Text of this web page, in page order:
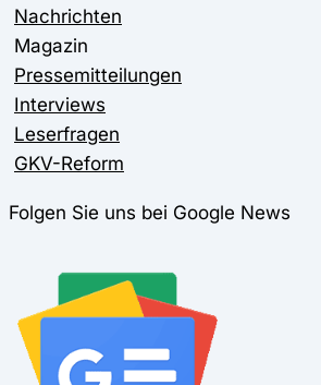
Nachrichten
Magazin
Pressemitteilungen
Interviews
Leserfragen
GKV-Reform
Folgen Sie uns bei Google News